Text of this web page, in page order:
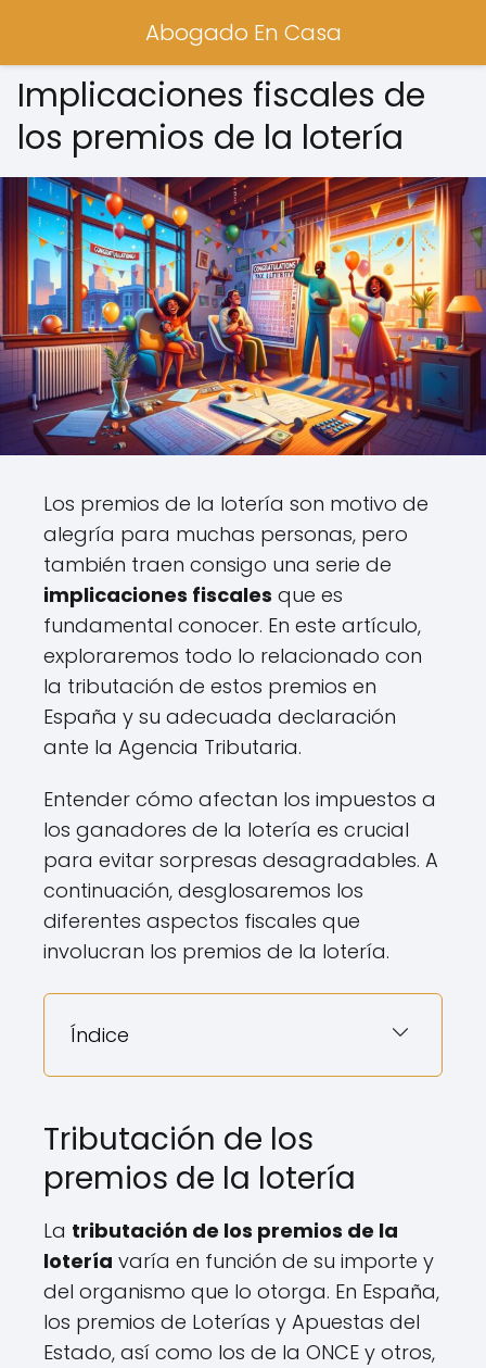
Abogado En Casa
Implicaciones fiscales de
los premios de la lotería
Los premios de la lotería son motivo de
alegría para muchas personas, pero
también traen consigo una serie de
implicaciones fiscales que es
fundamental conocer. En este artículo,
exploraremos todo lo relacionado con
la tributación de estos premios en
España y su adecuada declaración
ante la Agencia Tributaria.
Entender cómo afectan los impuestos a
los ganadores de la lotería es crucial
para evitar sorpresas desagradables. A
continuación, desglosaremos los
diferentes aspectos fiscales que
involucran los premios de la lotería.
Índice
Tributación de los
premios de la lotería
La tributación de los premios de la
lotería varía en función de su importe y
del organismo que lo otorga. En España,
los premios de Loterías y Apuestas del
Estado, así como los de la ONCE y otros,